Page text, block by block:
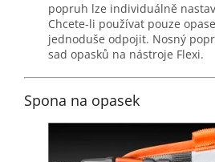
popruh lze individuálně
Chcete-li používat pouze
jednoduše odpojit. Nosný
sad opasků na nástroje Flexi.
Spona na opasek